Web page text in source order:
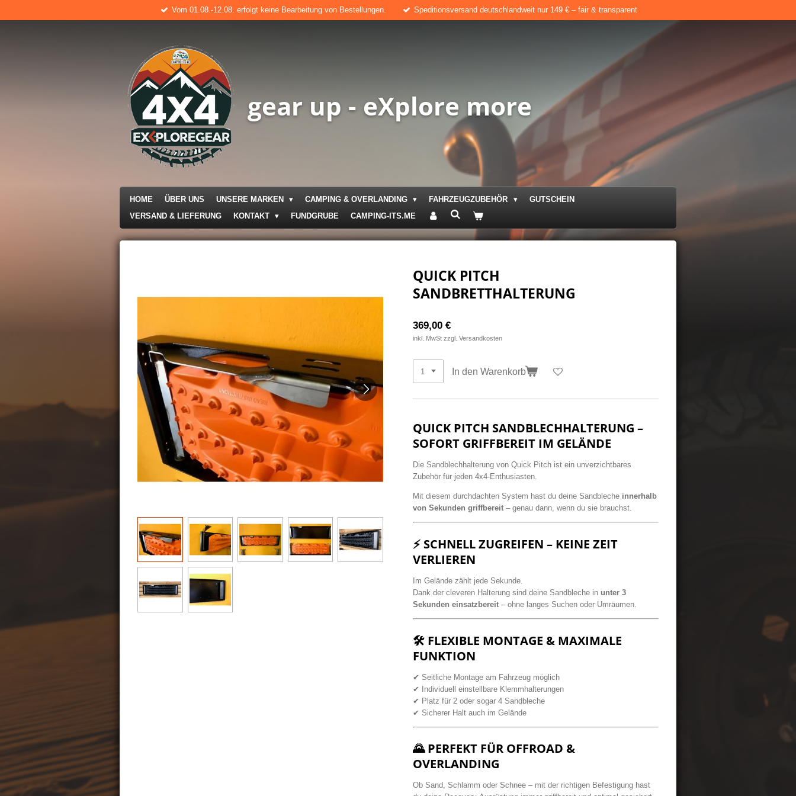
Hauptinhalt
Vom 01.08.-12.08. erfolgt keine Bearbeitung von Bestellungen. Speditionsversand deutschlandweit nur 149 € – fair & transparent
gear up - eXplore more
HOME ÜBER UNS UNSERE MARKEN CAMPING & OVERLANDING FAHRZEUGZUBEHÖR
GUTSCHEIN
VERSAND & LIEFERUNG
KONTAKT FUNDGRUBE CAMPING-ITS.ME
QUICK PITCH
SANDBRETTHALTERUNG
369,00 €
inkl. MwSt zzgl. Versandkosten
In den Warenkorb
QUICK PITCH SANDBLECHHALTERUNG –
SOFORT GRIFFBEREIT IM GELÄNDE
Die Sandblechhalterung von Quick Pitch ist ein unverzichtbares
Zubehör für jeden 4x4-Enthusiasten.
Mit diesem durchdachten System hast du deine Sandbleche innerhalb
von Sekunden griffbereit – genau dann, wenn du sie brauchst.
⚡ SCHNELL ZUGREIFEN – KEINE ZEIT
VERLIEREN
Im Gelände zählt jede Sekunde.
Dank der cleveren Halterung sind deine Sandbleche in unter 3
Sekunden einsatzbereit – ohne langes Suchen oder Umräumen.
🛠 FLEXIBLE MONTAGE & MAXIMALE
FUNKTION
✔ Seitliche Montage am Fahrzeug möglich
✔ Individuell einstellbare Klemmhalterungen
✔ Platz für 2 oder sogar 4 Sandbleche
✔ Sicherer Halt auch im Gelände
🌄 PERFEKT FÜR OFFROAD &
OVERLANDING
Ob Sand, Schlamm oder Schnee – mit der richtigen Befestigung hast